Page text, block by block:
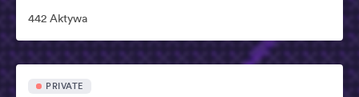
442 Aktywa
PRIVATE